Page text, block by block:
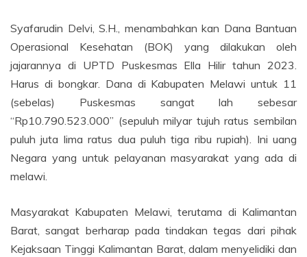
Syafarudin Delvi, S.H., menambahkan kan Dana Bantuan
Operasional Kesehatan (BOK) yang dilakukan oleh
jajarannya di UPTD Puskesmas Ella Hilir tahun 2023.
Harus di bongkar. Dana di Kabupaten Melawi untuk 11
(sebelas) Puskesmas sangat lah sebesar
“Rp10.790.523.000” (sepuluh milyar tujuh ratus sembilan
puluh juta lima ratus dua puluh tiga ribu rupiah). Ini uang
Negara yang untuk pelayanan masyarakat yang ada di
melawi.
Masyarakat Kabupaten Melawi, terutama di Kalimantan
Barat, sangat berharap pada tindakan tegas dari pihak
Kejaksaan Tinggi Kalimantan Barat, dalam menyelidiki dan